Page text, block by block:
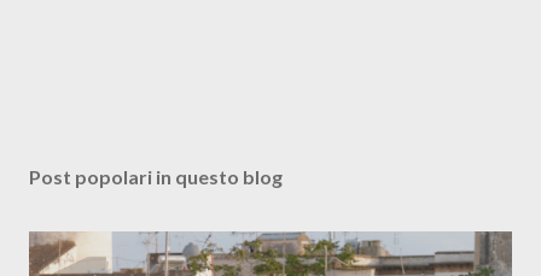
Post popolari in questo blog